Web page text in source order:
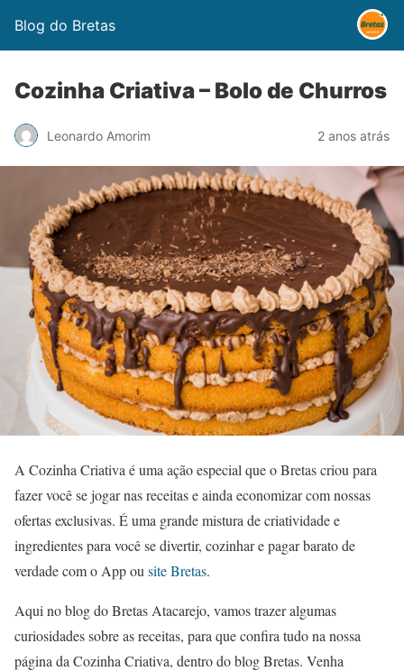
Blog do Bretas
Cozinha Criativa – Bolo de Churros
Leonardo Amorim 2 anos atrás
A Cozinha Criativa é uma ação especial que o Bretas criou para
fazer você se jogar nas receitas e ainda economizar com nossas
ofertas exclusivas. É uma grande mistura de criatividade e
ingredientes para você se divertir, cozinhar e pagar barato de
verdade com o App ou site Bretas.
Aqui no blog do Bretas Atacarejo, vamos trazer algumas
curiosidades sobre as receitas, para que confira tudo na nossa
página da Cozinha Criativa, dentro do blog Bretas. Venha